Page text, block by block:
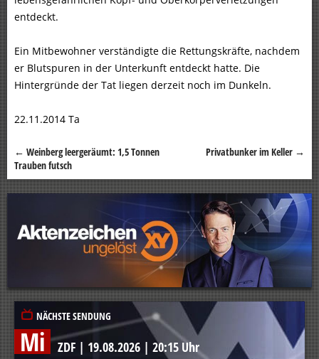
entdeckt.
Ein Mitbewohner verständigte die Rettungskräfte, nachdem
er Blutspuren in der Unterkunft entdeckt hatte. Die
Hintergründe der Tat liegen derzeit noch im Dunkeln.
22.11.2014 Ta
Beitragsnavigation
← Weinberg leergeräumt: 1,5 Tonnen
Trauben futsch
Privatbunker im Keller →
NÄCHSTE SENDUNG
Mi ZDF | 19.08.2026 | 20:15 Uhr